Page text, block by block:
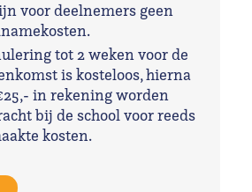
voor deelnemers geen
tot 2 weken voor de
is kosteloos, hierna
in rekening worden
bij de school voor reeds
kosten.